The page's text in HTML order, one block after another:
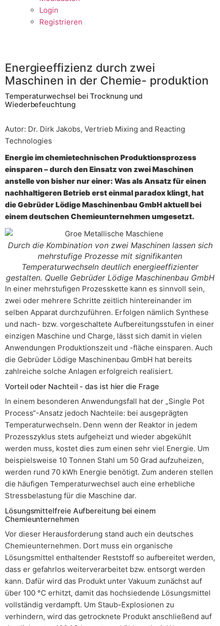
Login
Registrieren
Energieeffizienz durch zwei
Maschinen in der Chemie- produktion
Temperaturwechsel bei Trocknung und
Wiederbefeuchtung
Autor: Dr. Dirk Jakobs, Vertrieb Mixing and Reacting
Technologies
Energie im chemietechnischen Produktionsprozess
einsparen – durch den Einsatz von zwei Maschinen
anstelle von bisher nur einer: Was als Ansatz für einen
nachhaltigeren Betrieb erst einmal paradox klingt, hat
die Gebrüder Lödige Maschinenbau GmbH aktuell bei
einem deutschen Chemieunternehmen umgesetzt.
Durch die Kombination von zwei Maschinen lassen sich
mehrstufige Prozesse mit signifikanten
Temperaturwechseln deutlich energieeffizienter
gestalten. Quelle Gebrüder Lödige Maschinenbau GmbH
In einer mehrstufigen Prozesskette kann es sinnvoll sein,
zwei oder mehrere Schritte zeitlich hintereinander im
selben Apparat durchzuführen. Erfolgen nämlich Synthese
und nach- bzw. vorgeschaltete Aufbereitungsstufen in einer
einzigen Maschine und Charge, lässt sich damit in vielen
Anwendungen Produktionszeit und -fläche einsparen. Auch
die Gebrüder Lödige Maschinenbau GmbH hat bereits
zahlreiche solche Anlagen erfolgreich realisiert.
Vorteil oder Nachteil - das ist hier die Frage
In einem besonderen Anwendungsfall hat der „Single Pot
Process“-Ansatz jedoch Nachteile: bei ausgeprägten
Temperaturwechseln. Denn wenn der Reaktor in jedem
Prozesszyklus stets aufgeheizt und wieder abgekühlt
werden muss, kostet dies zum einen sehr viel Energie. Um
beispielsweise 10 Tonnen Stahl um 50 Grad aufzuheizen,
werden rund 70 kWh Energie benötigt. Zum anderen stellen
die häufigen Temperaturwechsel auch eine erhebliche
Stressbelastung für die Maschine dar.
Lösungsmittelfreie Aufbereitung bei einem
Chemieunternehmen
Vor dieser Herausforderung stand auch ein deutsches
Chemieunternehmen. Dort muss ein organische
Lösungsmittel enthaltender Reststoff so aufbereitet werden,
dass er gefahrlos weiterverarbeitet bzw. entsorgt werden
kann. Dafür wird das Produkt unter Vakuum zunächst auf
über 100 °C erhitzt, damit das hochsiedende Lösungsmittel
vollständig verdampft. Um Staub-Explosionen zu
verhindern, wird das getrocknete Produkt anschließend auf